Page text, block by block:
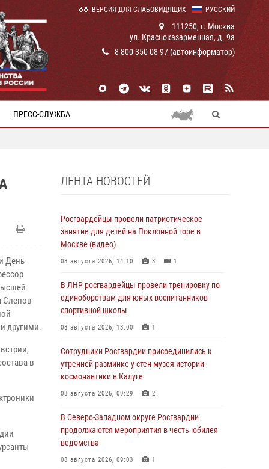
РУССКИЙ
ВЕРСИЯ ДЛЯ СЛАБОВИДЯЩИХ
111250, г. Москва
ул. Красноказарменная, д. 9а
8 800 350 08 97 (автоинформатор)
ПРЕСС-СЛУЖБА
День
Слепов
другими.
в
ЛЕНТА НОВОСТЕЙ
Росгвардейцы провели патриотическое
занятие для детей на Поклонной горе в
Москве (видео)
08 августа 2026, 14:10 3 1
В ЛНР росгвардейцы провели тренировку по
единоборствам для юных воспитанников
спортивной школы
08 августа 2026, 13:00 1
Сотрудники Росгвардии присоединились к
утренней разминке у стен музея истории
космонавтики в Калуге
08 августа 2026, 09:29 2
В Северо-Западном округе Росгвардии
продолжаются мероприятия в честь юбилея
ведомства
08 августа 2026, 09:03 1